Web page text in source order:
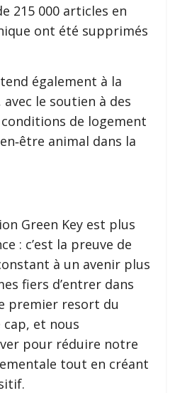
215 000 articles en
ont été supprimés
également à la
le soutien à des
de logement
animal dans la
Green Key est plus
: c’est la preuve de
à un avenir plus
fiers d’entrer dans
premier resort du
et nous
pour réduire notre
tout en créant